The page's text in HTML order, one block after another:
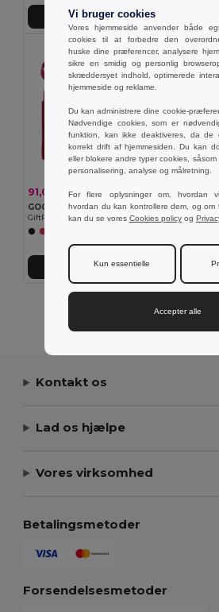
Tilføj Til Kurv
91,08 kr155,32 kr -41%
GOODTIMES Picnic tæppe
GiftRetail MO8822
Tilføj Til Kurv
Viser alle produkter.
Kontakt os
Lad os hjælpe
Vores virksomhed
Betalingsmetoder
Forsendelsesmetoder
Vi bruger cookies
Vores hjemmeside anvender både
cookies til at forbedre den
huske dine præferencer, analysere
sikre en smidig og personlig
skræddersyet indhold, optimerede
hjemmeside og reklame.
Du kan administrere dine cookie-
Nødvendige cookies, som er
funktion, kan ikke deaktiveres, da de
korrekt drift af hjemmesiden. Du kan
eller blokere andre typer cookies,
personalisering, analyse og målretning.
For flere oplysninger om, hvordan
hvordan du kan kontrollere dem, og om
kan du se vores Cookies policy og
Kun essentielle
Accepter alle